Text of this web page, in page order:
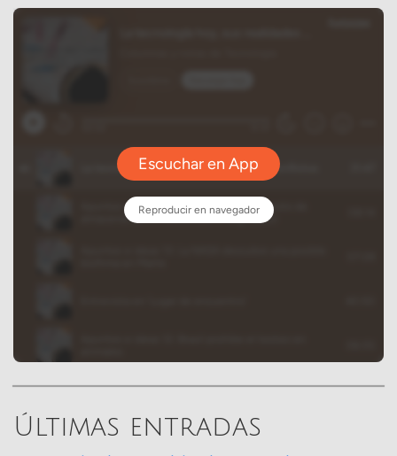
Últimas entradas